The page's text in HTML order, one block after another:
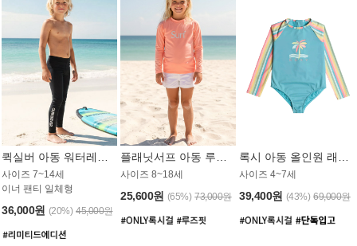
사이즈 7~14세
이너 팬티 일체형
36,000원 (20%) 45,000원
사이즈 8~18세
25,600원 (65%) 73,000원
사이즈 4~7세
39,400원 (43%) 69,000원